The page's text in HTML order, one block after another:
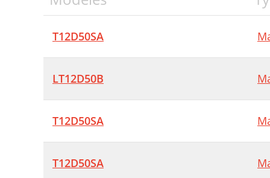
T12D50SA
LT12D50B
T12D50SA
T12D50SA